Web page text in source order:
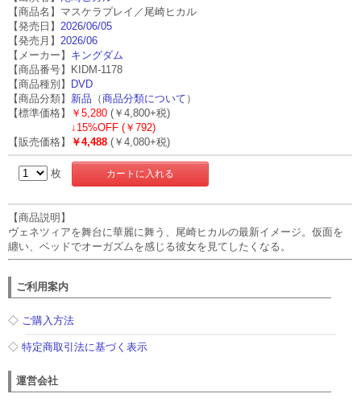
【商品名】マスケラプレイ／尾崎ヒカル
【発売日】 2026/06/05
【発売月】 2026/06
【メーカー】 キングダム
【商品番号】KIDM-1178
【商品種別】 DVD
【商品分類】 新品 （商品分類について ）
【標準価格】
￥5,280 (￥4,800+税)
↓ 15%OFF (￥792)
【販売価格】
￥4,488 (￥4,080+税)
枚
【商品説明】
ヴェネツィアを舞台に華麗に舞う、尾崎ヒカルの最新イメージ。仮面を
纏い、ベッドでオーガズムを感じる彼女を見てしたくなる。
ご利用案内
◇ ご購入方法
◇特定商取引法に基づく表示
運営会社